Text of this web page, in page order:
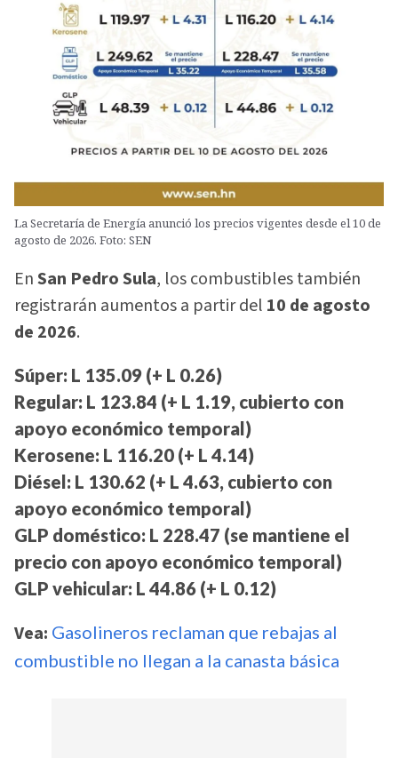
La Secretaría de Energía anunció los precios vigentes desde el 10 de
agosto de 2026. Foto: SEN
EnSan Pedro Sula, los combustibles también
registrarán aumentos a partir del 10 de agosto
de 2026.
Súper: L 135.09 (+ L 0.26)
Regular: L 123.84 (+ L 1.19, cubierto con
apoyo económico temporal)
Kerosene: L 116.20 (+ L 4.14)
Diésel: L 130.62 (+ L 4.63, cubierto con
apoyo económico temporal)
GLP doméstico: L 228.47 (se mantiene el
precio con apoyo económico temporal)
GLP vehicular: L 44.86 (+ L 0.12)
Vea: Gasolineros reclaman que rebajas al
combustible no llegan a la canasta básica